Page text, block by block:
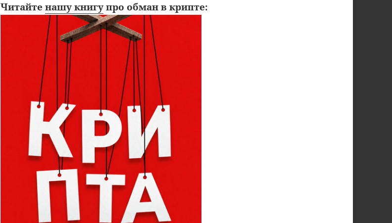
Читайтенашу книгупро обман в крипте: